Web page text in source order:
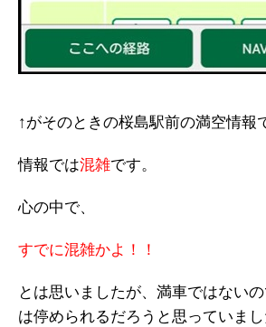
↑がそのときの桜島駅前の満空情報
情報では混雑です。
心の中で、
すでに混雑かよ！！
とは思いましたが、満車ではない
は停められるだろうと思っていまし